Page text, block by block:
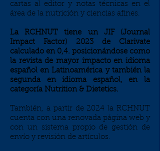
cartas al editor y notas técnicas en el
área de la nutrición y ciencias afines.
La RCHNUT tiene un JIF (Journal
Impact Factor) 2023 de Clarivate
calculado en 0,4. posicionándose como
la revista de mayor impacto en idioma
español en Latinoamérica y también la
segunda en idioma español, en la
categoría Nutrition & Dietetics.
También, a partir de 2024 la RCHNUT
cuenta con una renovada página web y
con un sistema propio de gestión de
envío y revisión de artículos.